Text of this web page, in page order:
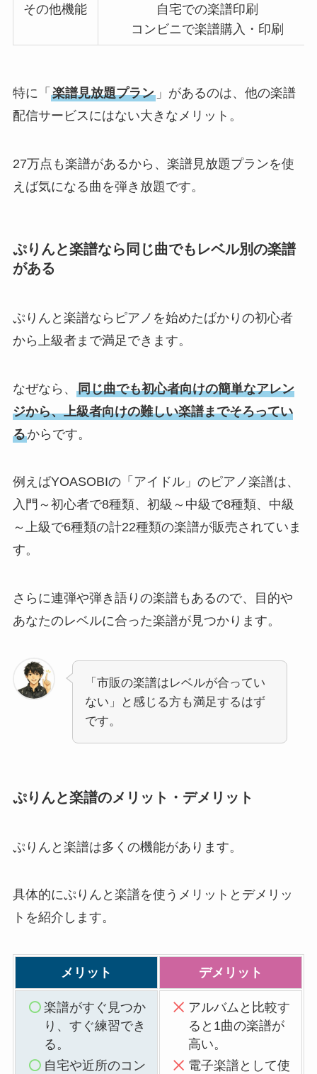
その他機能
自宅での楽譜印刷
コンビニで楽譜購入・印刷
特に「 楽譜見放題プラン」があるのは、他の楽譜
配信サービスにはない大きなメリット。
27万点も楽譜があるから、楽譜見放題プランを使
えば気になる曲を弾き放題です。
ぷりんと楽譜なら同じ曲でもレベル別の楽譜
がある
ぷりんと楽譜ならピアノを始めたばかりの初心者
から上級者まで満足できます。
なぜなら、 同じ曲でも初心者向けの簡単なアレン
ジから、上級者向けの難しい楽譜までそろってい
るからです。
例えばYOASOBIの「アイドル」のピアノ楽譜は、
入門～初心者で8種類、初級～中級で8種類、中級
～上級で6種類の計22種類の楽譜が販売されていま
す。
さらに連弾や弾き語りの楽譜もあるので、目的や
あなたのレベルに合った楽譜が見つかります。
「市販の楽譜はレベルが合ってい
ない」と感じる方も満足するはず
です。
ぷりんと楽譜のメリット・デメリット
ぷりんと楽譜は多くの機能があります。
具体的にぷりんと楽譜を使うメリットとデメリッ
トを紹介します。
メリット デメリット
楽譜がすぐ見つか
り、すぐ練習でき
る。
自宅や近所のコン
アルバムと比較す
ると1曲の楽譜が
高い。
電子楽譜として使